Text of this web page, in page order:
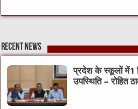
Recent News
प्रदेश के स्कूलों में1
उपस्थिति – रोहित